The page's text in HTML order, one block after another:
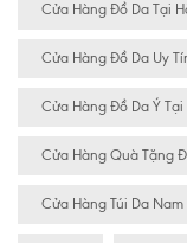
Cửa Hàng Đồ Da Tại
Cửa Hàng Đồ Da Uy
Cửa Hàng Đồ Da Ý Tại
Cửa Hàng Quà Tặng
Cửa Hàng Túi Da Nam